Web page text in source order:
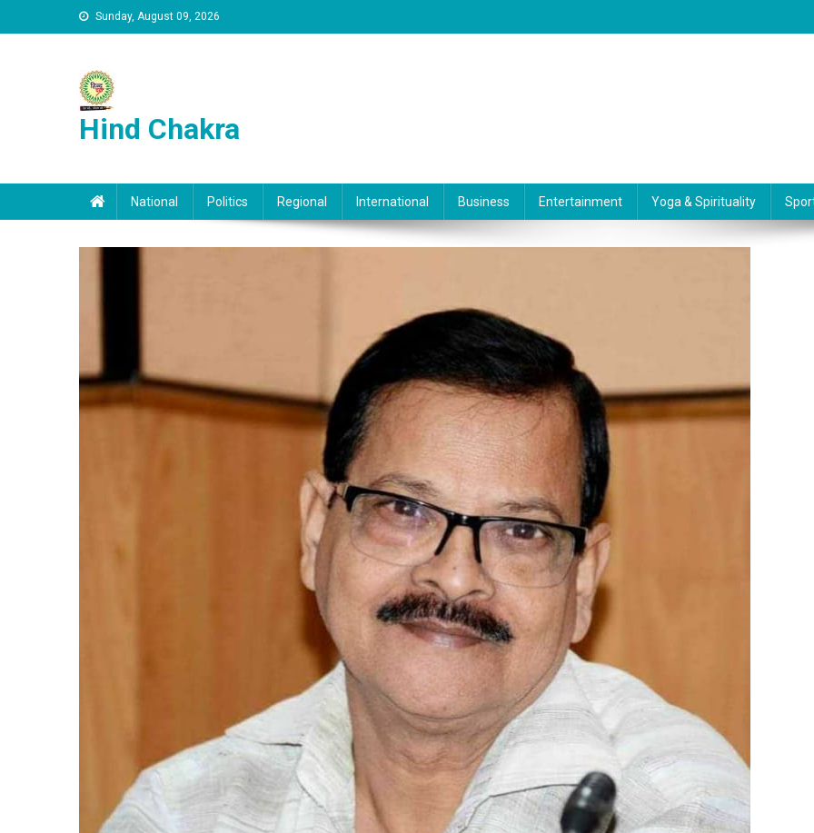
Skip to content Sunday, August 09, 2026
Hind Chakra
National Politics Regional International Business Entertainment Yoga & Spirituality